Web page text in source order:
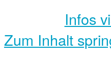
Infos
Zum Inhalt